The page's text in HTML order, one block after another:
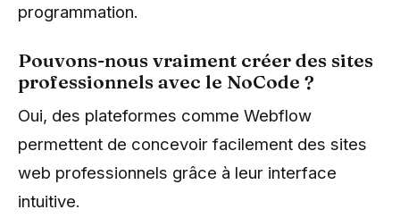
programmation.
Pouvons-nous vraiment créer des sites
professionnels avec le NoCode ?
Oui, des plateformes comme Webflow
permettent de concevoir facilement des sites
web professionnels grâce à leur interface
intuitive.